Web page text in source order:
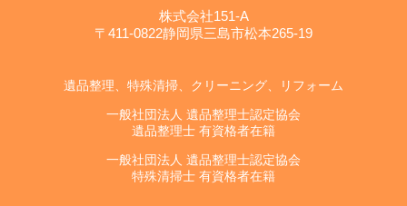
株式会社151-A
〒411-0822静岡県三島市松本265-19
遺品整理、特殊清掃、クリーニング、リフォーム
一般社団法人 遺品整理士認定協会
遺品整理士 有資格者在籍
一般社団法人 遺品整理士認定協会
特殊清掃士 有資格者在籍